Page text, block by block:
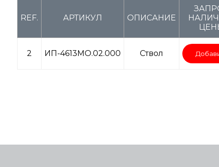
REF. АРТИКУЛ ОПИСАНИЕ
2 ИП-4613МО.02.000 Ствол